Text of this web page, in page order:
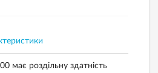
має роздільну здатність